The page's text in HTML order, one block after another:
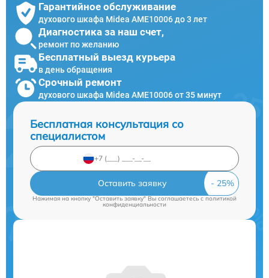
Гарантийное обслуживание
духового шкафа Midea AME10006 до 3 лет
Диагностика за наш счет,
ремонт по желанию
Бесплатный выезд курьера
в день обращения
Срочный ремонт
духового шкафа Midea AME10006 от 35 минут
Бесплатная консультация со
специалистом
Оставить заявку
Нажимая на кнопку "Оставить заявку" Вы соглашаетесь cполитикой
конфиденциальности